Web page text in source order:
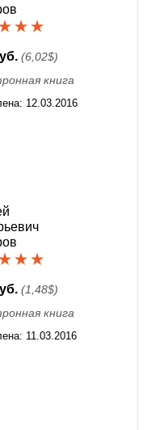
(6,02$)
книга
12.03.2016
(1,48$)
книга
11.03.2016